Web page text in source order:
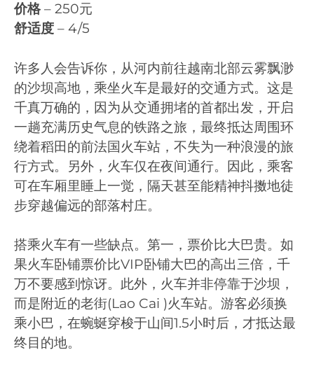
价格– 250元
舒适度 – 4/5
许多人会告诉你，从河内前往越南北部云雾飘渺
的沙坝高地，乘坐火车是最好的交通方式。这是
千真万确的，因为从交通拥堵的首都出发，开启
一趟充满历史气息的铁路之旅，最终抵达周围环
绕着稻田的前法国火车站，不失为一种浪漫的旅
行方式。另外，火车仅在夜间通行。因此，乘客
可在车厢里睡上一觉，隔天甚至能精神抖擞地徒
步穿越偏远的部落村庄。
搭乘火车有一些缺点。第一，票价比大巴贵。如
果火车卧铺票价比VIP卧铺大巴的高出三倍，千
万不要感到惊讶。此外，火车并非停靠于沙坝，
而是附近的老街(Lao Cai )火车站。游客必须换
乘小巴，在蜿蜒穿梭于山间1.5小时后，才抵达最
终目的地。